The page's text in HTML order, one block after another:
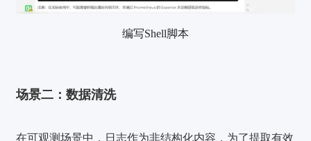
编写Shell脚本
场景二：数据清洗
在可观测场景中，日志作为非结构化内容，为了提取有效